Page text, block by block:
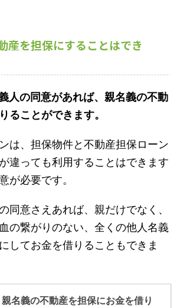
産を担保にすることはでき
人の同意があれば、親名義の不動
ることができます。
は、担保物件と不動産担保ローン
違っても利用することはできます
が必要です。
同意さえあれば、親だけでなく、
の繋がりのない、全くの他人名義
してお金を借りることもできま
親名義の不動産を担保にお金を借り